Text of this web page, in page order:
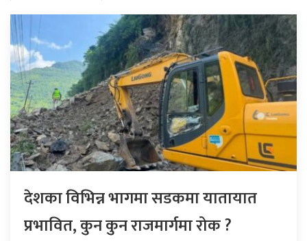
देशका विभिन्न भागमा सडकमा यातायात
प्रभावित, कुन कुन राजमार्गमा रोक ?